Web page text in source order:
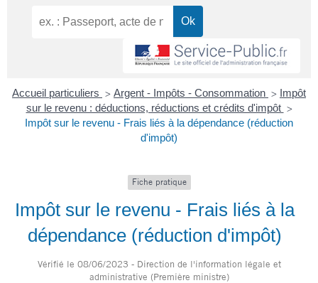
Accueil particuliers > Argent - Impôts - Consommation > Impôt
sur le revenu : déductions, réductions et crédits d'impôt >
Impôt sur le revenu - Frais liés à la dépendance (réduction
d'impôt)
Fiche pratique
Impôt sur le revenu - Frais liés à la
dépendance (réduction d'impôt)
Vérifié le 08/06/2023 - Direction de l'information légale et
administrative (Première ministre)